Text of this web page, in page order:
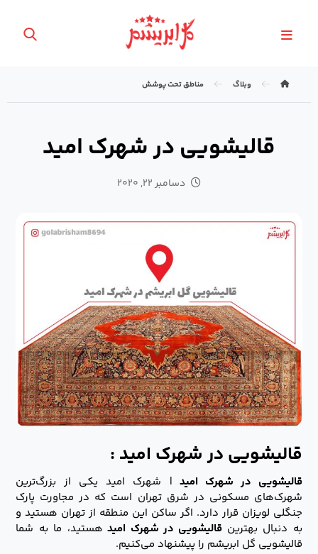
وبلاگ مناطق تحت پوشش
قالیشویی در شهرک امید
دسامبر ۲۲, ۲۰۲۰
قالیشویی در شهرک امید :
قالیشویی در شهرک امید | شهرک امید یکی از بزرگ‌ترین
شهرک‌های مسکونی در شرق تهران است که در مجاورت پارک
جنگلی لویزان قرار دارد. اگر ساکن این منطقه از تهران هستید و
به دنبال بهترین قالیشویی در شهرک امیدهستید، ما به شما
قالیشویی گل ابریشم را پیشنهاد می‌کنیم.